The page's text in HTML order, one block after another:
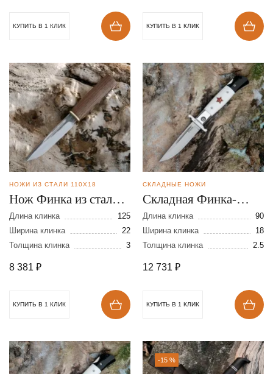
КУПИТЬ В 1 КЛИК КУПИТЬ В 1 КЛИК
НОЖИ ИЗ СТАЛИ 110Х18
Нож Финка из стали
110Х18 Д/Н
Длина клинка
125
Ширина клинка
22
Толщина клинка
3
8 381 ₽
КУПИТЬ В 1 КЛИК
СКЛАДНЫЕ НОЖИ
Складная Финка-
мини из порошковой
стали Elmax
Длина клинка
90
Ширина клинка
18
Толщина клинка
2.5
12 731 ₽
КУПИТЬ В 1 КЛИК
-15 %